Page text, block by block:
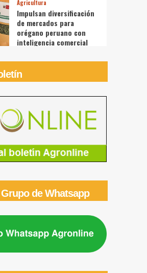
Agricultura
Impulsan diversificación
de mercados para
orégano peruano con
inteligencia comercial
abastecimiento de
7 mil toneladas en los
mercados mayoristas
Agricultura
Gobierno ordena
reforma busca
fortalecer la rectoría del
agro
Ministro Vinelli Ruiz:
MIDAGRI impulsará la
transformación de la
Agricultura
de Whatsapp